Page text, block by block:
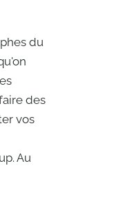
du
des
vos
Au